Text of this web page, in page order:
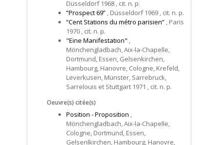
Düsseldorf 1968 , cit. n. p.
“Prospect 69” , Düsseldorf 1969 , cit. n. p.
“Cent Stations du métro parisien” , Paris
1970 , cit. n. p.
"Eine Manifestation" ,
Mönchengladbach, Aix-la-Chapelle,
Dortmund, Essen, Gelsenkirchen,
Hambourg, Hanovre, Cologne, Krefeld,
Leverkusen, Münster, Sarrebruck,
Sarrelouis et Stuttgart 1971 , cit. n. p.
Oeuvre(s) citée(s)
Position - Proposition ,
Mönchengladbach, Aix-la-Chapelle,
Cologne, Dortmund, Essen,
Gelsenlkirchen, Hambourg, Hanovre,